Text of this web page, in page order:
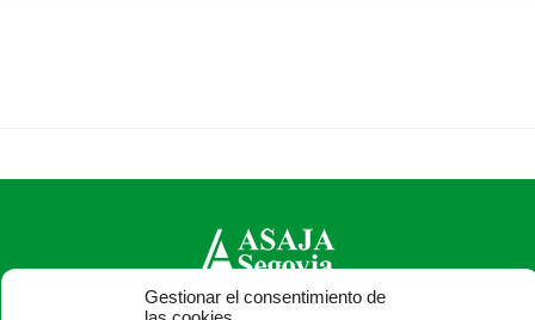
Gestionar el consentimiento de